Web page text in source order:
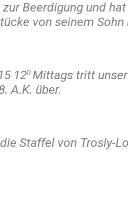
Beerdigung und
von seinem
120 Mittags tritt
A.K. über.
Staffel von Trosly-